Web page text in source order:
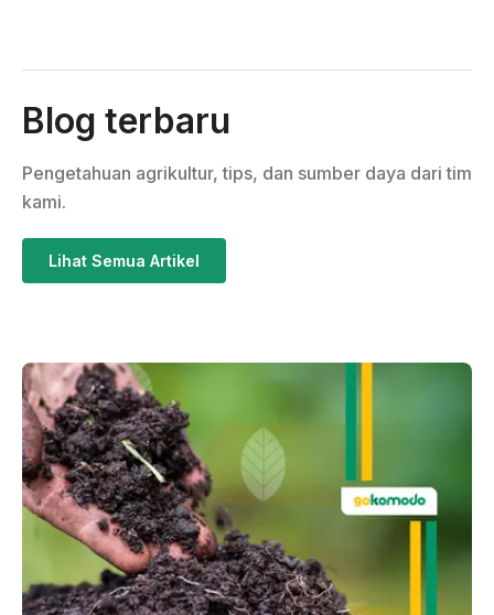
Blog terbaru
Pengetahuan agrikultur, tips, dan sumber daya dari tim
kami.
Lihat Semua Artikel